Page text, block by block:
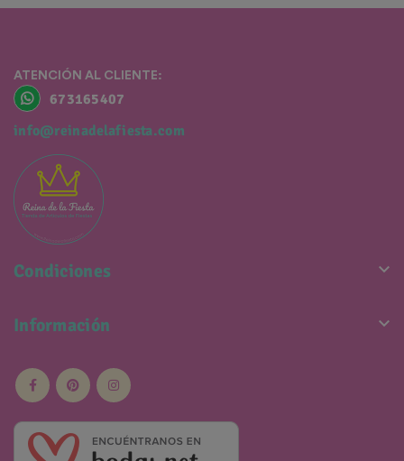
ATENCIÓN AL CLIENTE:
673165407
info@reinadelafiesta.com
Condiciones 
Información 